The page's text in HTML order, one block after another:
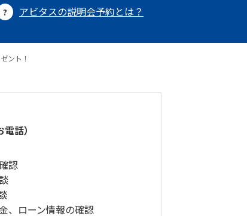
アビタスの説明会予約とは？
ント！
話）
認
、ローン情報の確認